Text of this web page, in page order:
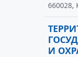
660028,
И